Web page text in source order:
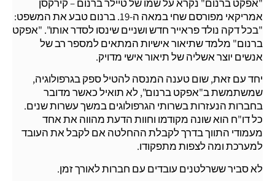
"אפקט ברנום" נקרא על שמו של טיילר ברנום – קירקסן
אמריקאי מפורסם שחי במאה ה-19. ברנום טבע את המשפט:
"בכל דקה נולד פראייר חדש ושניים שינסו לסדר אותו". "אפקט
ברנום" מלמד שתיאור אישיות המתאים למספר רב של
אנשים יוצר אשליה של תיאור אישי מדויק.
יחד עם זאת, שום טענה המנסה להטיל ספק בגרפולוגיה,
שמשתמשת ב"אפקט ברנום", לא תואיל כאשר מדובר
בחברות הנעזרות בשרותי הגרפולוגים במשך עשרות שנים.
כל דו"ח הוא שונה מקודמו וחוות הדעת מהווה את אחד
מעמודי התווך בדרך לקבלת ההחלטה אם לקבל את העובד
למערכת ומה לצפות מתפקודו.
לא סביר ששרלטנים עובדים עם חברות לאורך זמן.